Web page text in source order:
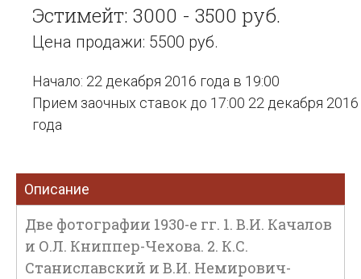
Эстимейт: 3000 - 3500 руб.
Цена продажи: 5500 руб.
Начало: 22 декабря 2016 года в 19:00
Прием заочных ставок до 17:00 22 декабря 2016
года
Описание
Две фотографии 1930-е гг. 1. В.И. Качалов
и О.Л. Книппер-Чехова. 2. К.С.
Станиславский и В.И. Немирович-